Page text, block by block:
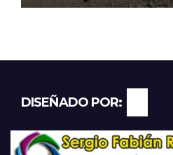
reembolsable
DISEÑADO POR: